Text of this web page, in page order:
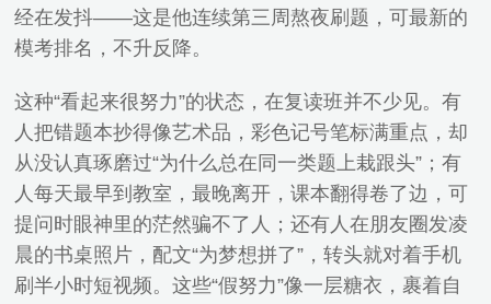
经在发抖——这是他连续第三周熬夜刷题，可最新的
模考排名，不升反降。
这种“看起来很努力”的状态，在复读班并不少见。有
人把错题本抄得像艺术品，彩色记号笔标满重点，却
从没认真琢磨过“为什么总在同一类题上栽跟头”；有
人每天最早到教室，最晚离开，课本翻得卷了边，可
提问时眼神里的茫然骗不了人；还有人在朋友圈发凌
晨的书桌照片，配文“为梦想拼了”，转头就对着手机
刷半小时短视频。这些“假努力”像一层糖衣，裹着自